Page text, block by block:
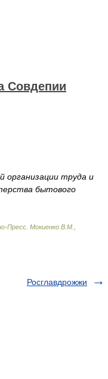
Совдепии
организации труда и
бытового
Пресс Мокиенко В.М.,
Росглавдрожжи